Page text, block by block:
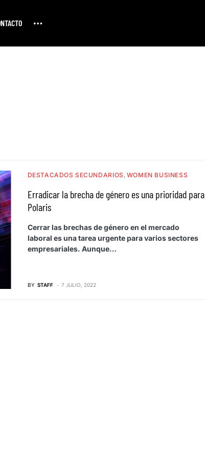
DESTACADOS SECUNDARIOS WOMEN BUSINESS
Erradicar la brecha de género es una prioridad para
Polaris
Cerrar las brechas de género en el mercado
laboral es una tarea urgente para varios sectores
empresariales. Aunque…
BY STAFF 7 JULIO, 2022